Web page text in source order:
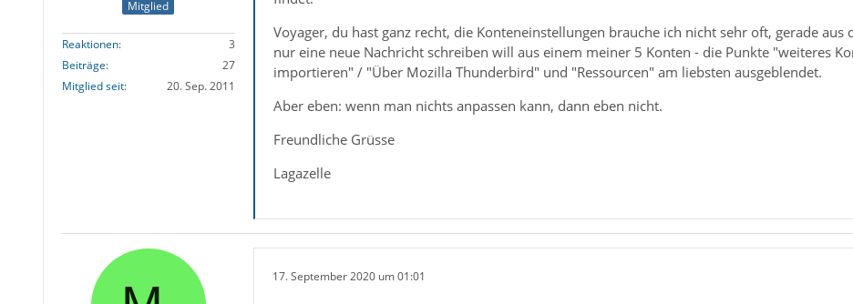
Mitglied
Reaktionen
3
Beiträge
27
Mitglied seit
20. Sep. 2011
Voyager, du hast ganz recht, die Konteneinstellungen brauche ich nicht sehr oft, gerade
nur eine neue Nachricht schreiben will aus einem meiner 5 Konten - die Punkte "weiteres
importieren" / "Über Mozilla Thunderbird" und "Ressourcen" am liebsten ausgeblendet.
Aber eben: wenn man nichts anpassen kann, dann eben nicht.
Freundliche Grüsse
Lagazelle
17. September 2020 um 01:01